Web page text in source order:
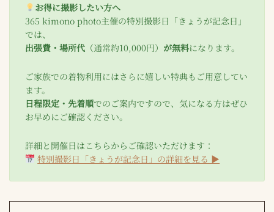
お得に撮影したい方へ
365 kimono photo主催の特別撮影日「きょうが記念日」
では、
出張費・場所代 （通常約10,000円） が無料になります。
ご家族での着物利用にはさらに嬉しい特典もご用意してい
ます。
日程限定・先着順でのご案内ですので、気になる方はぜひ
お早めにご確認ください。
詳細と開催日はこちらからご確認いただけます：
特別撮影日「きょうが記念日」の詳細を見る ▶